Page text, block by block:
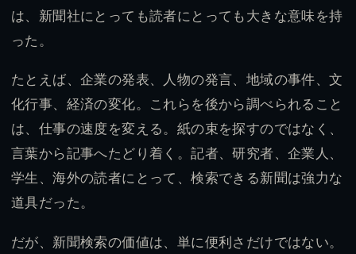
は、新聞社にとっても読者にとっても大きな意味を持
った。
たとえば、企業の発表、人物の発言、地域の事件、文
化行事、経済の変化。これらを後から調べられること
は、仕事の速度を変える。紙の束を探すのではなく、
言葉から記事へたどり着く。記者、研究者、企業人、
学生、海外の読者にとって、検索できる新聞は強力な
道具だった。
だが、新聞検索の価値は、単に便利さだけではない。